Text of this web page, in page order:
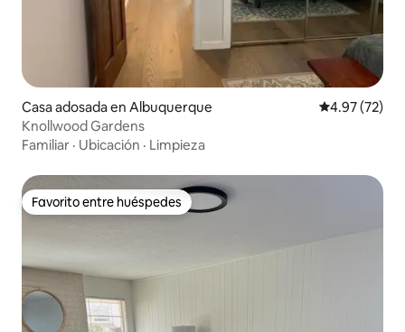
Casa adosada en Albuquerque Calificación
4.97 (72)
Knollwood Gardens
Familiar · Ubicación · Limpieza
Favorito entre huéspedes
Favorito entre huéspedes